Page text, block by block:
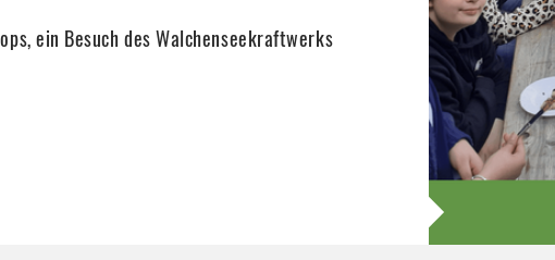
ein Besuch des Walchenseekraftwerks